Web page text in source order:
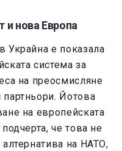
и нова Европа
Украйна е показала
система за
на преосмисляне
Йотова
на европейската
че това не
на НАТО,